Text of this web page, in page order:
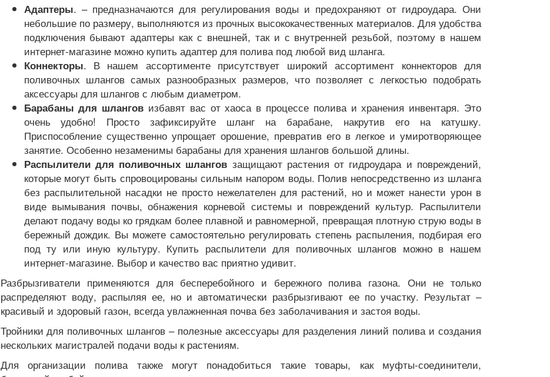
Адаптеры. – предназначаются для регулирования воды и предохраняют от гидроудара. Они
небольшие по размеру, выполняются из прочных высококачественных материалов. Для удобства
подключения бывают адаптеры как с внешней, так и с внутренней резьбой, поэтому в нашем
интернет-магазине можно купить адаптер для полива под любой вид шланга.
Коннекторы. В нашем ассортименте присутствует широкий ассортимент коннекторов для
поливочных шлангов самых разнообразных размеров, что позволяет с легкостью подобрать
аксессуары для шлангов с любым диаметром.
Барабаны для шлангов избавят вас от хаоса в процессе полива и хранения инвентаря. Это
очень удобно! Просто зафиксируйте шланг на барабане, накрутив его на катушку.
Приспособление существенно упрощает орошение, превратив его в легкое и умиротворяющее
занятие. Особенно незаменимы барабаны для хранения шлангов большой длины.
Распылители для поливочных шлангов защищают растения от гидроудара и повреждений,
которые могут быть спровоцированы сильным напором воды. Полив непосредственно из шланга
без распылительной насадки не просто нежелателен для растений, но и может нанести урон в
виде вымывания почвы, обнажения корневой системы и повреждений культур. Распылители
делают подачу воды ко грядкам более плавной и равномерной, превращая плотную струю воды в
бережный дождик. Вы можете самостоятельно регулировать степень распыления, подбирая его
под ту или иную культуру. Купить распылители для поливочных шлангов можно в нашем
интернет-магазине. Выбор и качество вас приятно удивит.
Разбрызгиватели применяются для бесперебойного и бережного полива газона. Они не только
распределяют воду, распыляя ее, но и автоматически разбрызгивают ее по участку. Результат –
красивый и здоровый газон, всегда увлажненная почва без заболачивания и застоя воды.
Тройники для поливочных шлангов – полезные аксессуары для разделения линий полива и создания
нескольких магистралей подачи воды к растениям.
Для организации полива также могут понадобиться такие товары, как муфты-соединители,